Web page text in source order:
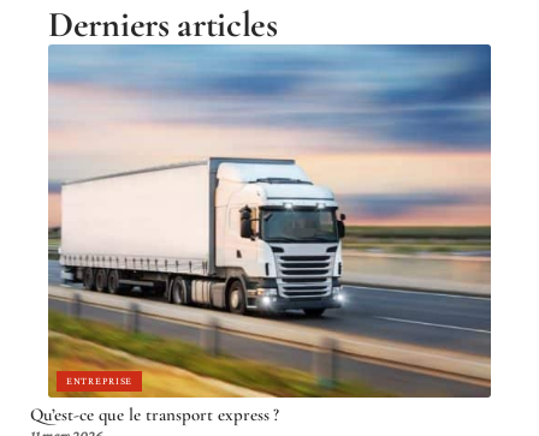
Derniers articles
ENTREPRISE
Qu’est-ce que le transport express ?